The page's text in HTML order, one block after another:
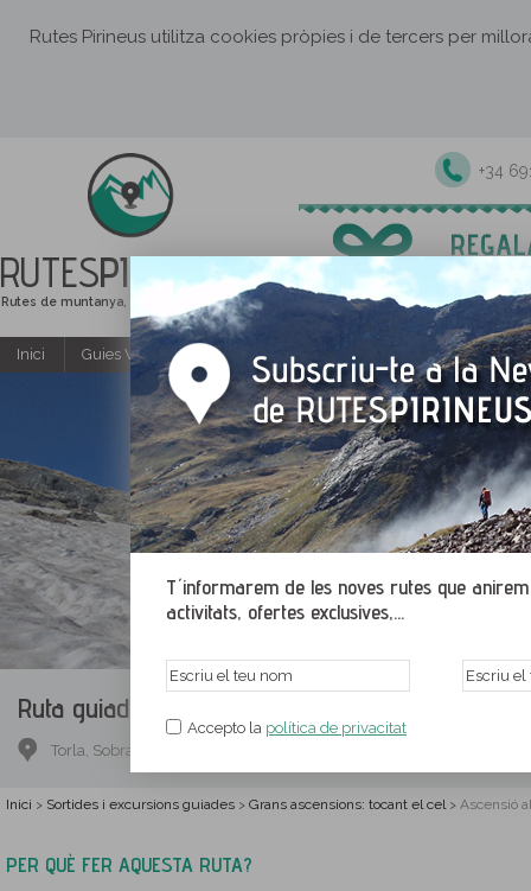
Rutes Pirineus utilitza cookies pròpies i de tercers per
RUTESPIRINEUS
Rutes de muntanya, senderisme i excursions
+34
T´informarem de les noves rutes que
activitats, ofertes exclusives,...
Accepto la política de privacitat
Inici Guies Web i PDF gratuïtes Excursions i activitats
Ruta guiada.
Torla, Sobrarb, Osca
Inici > Sortides i excursions guiades > Grans ascensions: tocant el cel> Ascensió
PER QUÈ FER AQUESTA RUTA?